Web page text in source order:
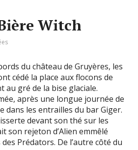
Witch
du château de Gruyères, les
cédé la place aux flocons de
au gré de la bise glaciale.
après une longue journée de
dans les entrailles du bar Giger.
devant son thé sur les
son rejeton d’Alien emmêlé
Prédators. De l’autre côté du